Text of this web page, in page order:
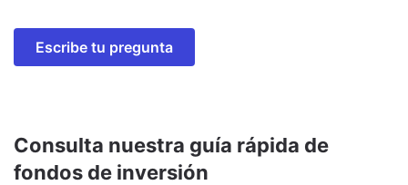
Escribe tu pregunta
Consulta nuestra guía rápida de
fondos de inversión